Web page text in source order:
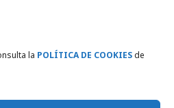
la POLÍTICA DE COOKIESde